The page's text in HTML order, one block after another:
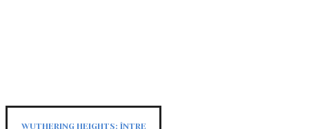
WUTHERING HEIGHTS: ÎNTRE